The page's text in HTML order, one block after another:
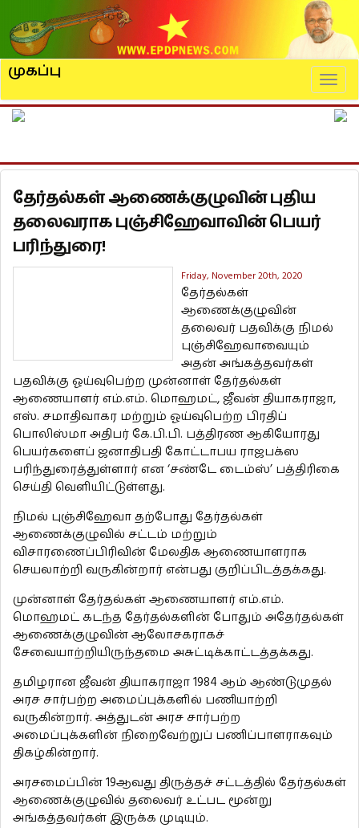
முகப்பு
தேர்தல்கள் ஆணைக்குழுவின் புதிய
தலைவராக புஞ்சிஹேவாவின் பெயர்
பரிந்துரை!
Friday, November 20th, 2020
தேர்தல்கள்
ஆணைக்குழுவின்
தலைவர் பதவிக்கு நிமல்
புஞ்சிஹேவாவையும்
அதன் அங்கத்தவர்கள்
பதவிக்கு ஓய்வுபெற்ற முன்னாள் தேர்தல்கள்
ஆணையாளர் எம்.எம். மொஹமட், ஜீவன் தியாகராஜா,
எஸ். சமாதிவாகர மற்றும் ஓய்வுபெற்ற பிரதிப்
பொலிஸ்மா அதிபர் கே.பி.பி. பத்திரண ஆகியோரது
பெயர்களைப் ஜனாதிபதி கோட்டாபய ராஜபக்ஸ
பரிந்துரைத்துள்ளார் என ‘சண்டே டைம்ஸ்’ பத்திரிகை
செய்தி வெளியிட்டுள்ளது.
நிமல் புஞ்சிஹேவா தற்போது தேர்தல்கள்
ஆணைக்குழுவில் சட்டம் மற்றும்
விசாரணைப்பிரிவின் மேலதிக ஆணையாளராக
செயலாற்றி வருகின்றார் என்பது குறிப்பிடத்தக்கது.
முன்னாள் தேர்தல்கள் ஆணையாளர் எம்.எம்.
மொஹமட் கடந்த தேர்தல்களின் போதும் அதேர்தல்கள்
ஆணைக்குழுவின் ஆலோசகராகச்
சேவையாற்றியிருந்தமை அசுட்டிக்காட்டத்தக்கது.
தமிழரான ஜீவன் தியாகராஜா 1984 ஆம் ஆண்டுமுதல்
அரச சார்பற்ற அமைப்புக்களில் பணியாற்றி
வருகின்றார். அத்துடன் அரச சார்பற்ற
அமைப்புக்களின் நிறைவேற்றுப் பணிப்பாளராகவும்
திகழ்கின்றார்.
அரசமைப்பின் 19ஆவது திருத்தச் சட்டத்தில் தேர்தல்கள்
ஆணைக்குழுவில் தலைவர் உட்பட மூன்று
அங்கத்தவர்கள் இருக்க முடியும்.